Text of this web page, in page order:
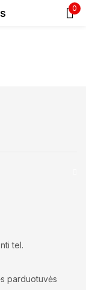
0
tel.
parduotuvės